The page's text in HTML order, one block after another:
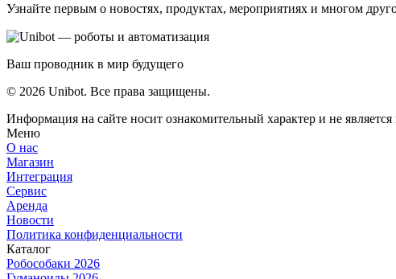
Узнайте первым о новостях, продуктах, мероприятиях и многом
Ваш проводник в мир будущего
© 2026 Unibot. Все права защищены.
Информация на сайте носит ознакомительный характер и не
Меню
О нас
Магазин
Интеграция
Сервис
Аренда
Новости
Политика конфиденциальности
Каталог
Робособаки 2026